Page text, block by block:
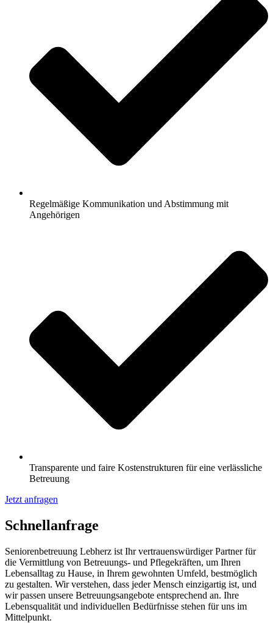
Regelmäßige Kommunikation und Abstimmung mit
Angehörigen
Transparente und faire Kostenstrukturen für eine verlässliche
Betreuung
Jetzt anfragen
Schnell­anfrage
Seniorenbetreuung Lebherz ist Ihr vertrauenswürdiger Partner für
die Vermittlung von Betreuungs- und Pflegekräften, um Ihren
Lebensalltag zu Hause, in Ihrem gewohnten Umfeld, bestmöglich
zu gestalten. Wir verstehen, dass jeder Mensch einzigartig ist, und
wir passen unsere Betreuungsangebote entsprechend an. Ihre
Lebensqualität und individuellen Bedürfnisse stehen für uns im
Mittelpunkt.